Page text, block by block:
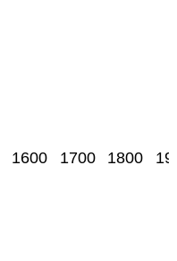
1600 1700 1800